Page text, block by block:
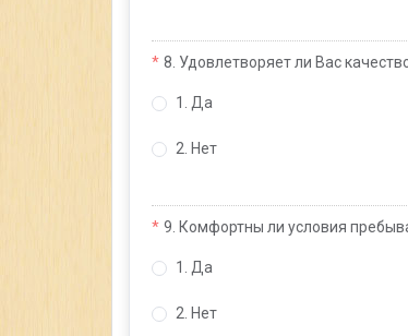
8. Удовлетворяет ли Вас
1. Да
2. Нет
9. Комфортны ли условия
1. Да
2. Нет